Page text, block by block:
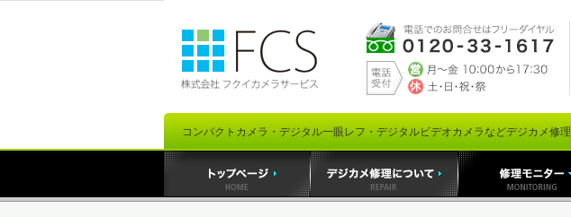
コンパクトカメラ・デジタル一眼レフ・デジタルビデオカメラなどデジカメ修理